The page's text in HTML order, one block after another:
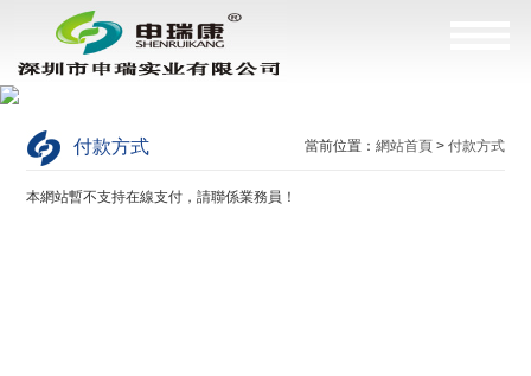
付款方式 當前位置： 網站首頁> 付款方式
本網站暫不支持在線支付，請聯係業務員！